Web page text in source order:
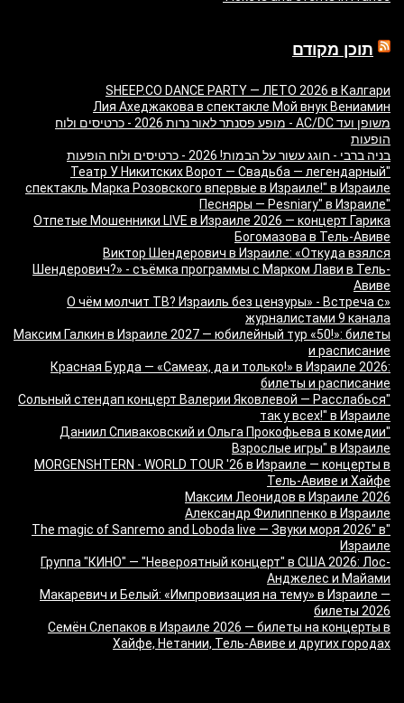
תוכן מקודם
SHEEP.CO DANCE PARTY — ЛЕТО 2026 в Калгари
Лия Ахеджакова в спектакле Мой внук Вениамин
משופן ועד AC/DC - מופע פסנתר לאור נרות 2026 - כרטיסים ולוח
הופעות
בניה ברבי - חוגג עשור על הבמות! 2026 - כרטיסים ולוח הופעות
"Театр У Никитских Ворот — Свадьба — легендарный
спектакль Марка Розовского впервые в Израиле!" в Израиле
"Песняры — Pesniary" в Израиле
Отпетые Мошенники LIVE в Израиле 2026 — концерт Гарика
Богомазова в Тель-Авиве
Виктор Шендерович в Израиле: «Откуда взялся
Шендерович?» - съёмка программы с Марком Лави в Тель-
Авиве
«О чём молчит ТВ? Израиль без цензуры» - Встреча с
журналистами 9 канала
Максим Галкин в Израиле 2027 — юбилейный тур «50!»: билеты
и расписание
Красная Бурда — «Самеах, да и только!» в Израиле 2026:
билеты и расписание
"Сольный стендап концерт Валерии Яковлевой — Расслабься
так у всех!" в Израиле
"Даниил Спиваковский и Ольга Прокофьева в комедии
Взрослые игры" в Израиле
MORGENSHTERN - WORLD TOUR '26 в Израиле — концерты в
Тель-Авиве и Хайфе
Максим Леонидов в Израиле 2026
Александр Филиппенко в Израиле
"The magic of Sanremo and Loboda live — Звуки моря 2026" в
Израиле
Группа "КИНО" — "Невероятный концерт" в США 2026: Лос-
Анджелес и Майами
Макаревич и Белый: «Импровизация на тему» в Израиле —
билеты 2026
Семён Слепаков в Израиле 2026 — билеты на концерты в
Хайфе, Нетании, Тель-Авиве и других городах